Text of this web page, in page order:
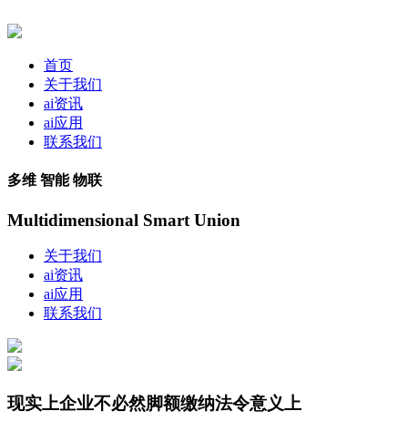
首页
关于我们
ai资讯
ai应用
联系我们
多维 智能 物联
Multidimensional Smart Union
关于我们
ai资讯
ai应用
联系我们
现实上企业不必然脚额缴纳法令意义上